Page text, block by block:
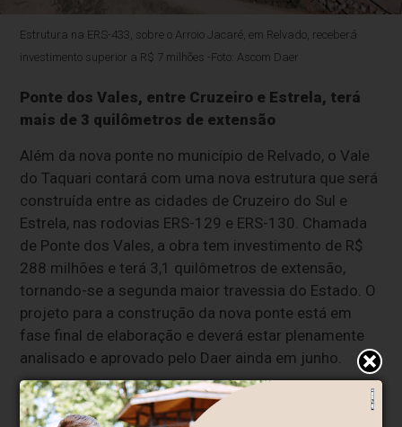
Estrutura na ERS-433, sobre o Arroio Jacaré, em Relvado, receberá
investimento superior a R$ 7 milhões -Foto: Ascom Daer
Ponte dos Vales, entre Cruzeiro e Estrela, terá
mais de 3 quilômetros de extensão
Além da nova ponte no município de Relvado, o Vale
do Taquari contará com uma nova estrutura que será
construída entre as cidades de Cruzeiro do Sul e
Estrela, nas rodovias ERS-129 e ERS-130. Chamada
de Ponte dos Vales, a obra tem investimento de R$
288 milhões e terá 3,1 quilômetros de extensão,
tornando-se a segunda maior travessia do Estado. O
projeto para a construção da nova ponte está em
fase final de elaboração e deverá estar plenamente
analisado e aprovado pelo Daer ainda em junho.
O secretário de Logística e Transportes, Clóvis
Magalhães, salienta que as novas pontes da região